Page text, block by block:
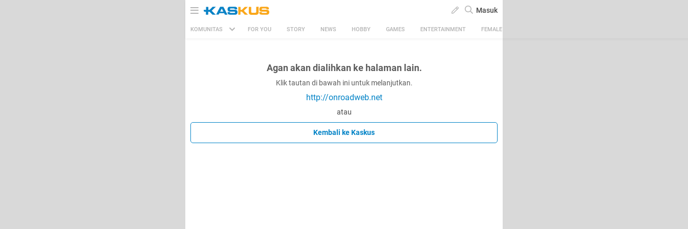
Masuk
KOMUNITAS FOR YOU STORY NEWS HOBBY GAMES ENTERTAINMENT FEMALE
Agan akan dialihkan ke halaman lain.
Klik tautan di bawah ini untuk melanjutkan.
http://onroadweb.net
atau
Kembali ke Kaskus